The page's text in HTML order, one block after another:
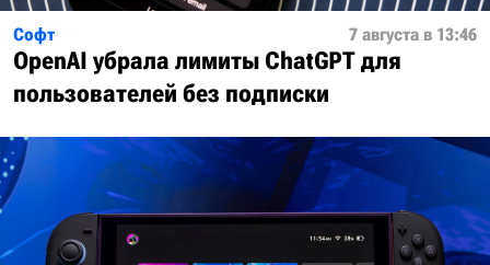
Софт 7 августа в 13:46
OpenAI убрала лимиты ChatGPT для
пользователей без подписки